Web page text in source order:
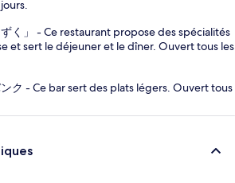
く」 - Ce restaurant propose des spécialités
et sert le déjeuner et le dîner. Ouvert tous les
ク - Ce bar sert des plats légers. Ouvert tous